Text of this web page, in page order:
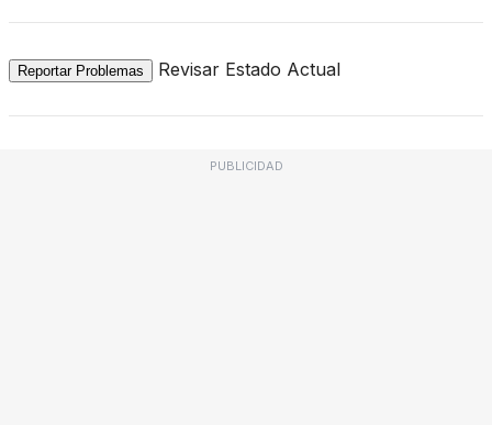
Reportar Problemas Revisar Estado Actual
PUBLICIDAD